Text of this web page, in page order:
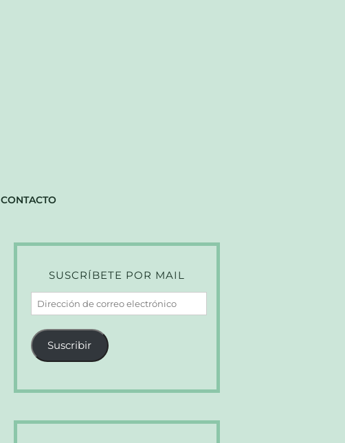
CONTACTO
SUSCRÍBETE POR MAIL
Dirección
de
correo
electrónico
Suscribir